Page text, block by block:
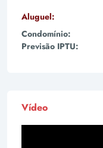
Aluguel:
Condomínio:
Previsão IPTU:
Vídeo